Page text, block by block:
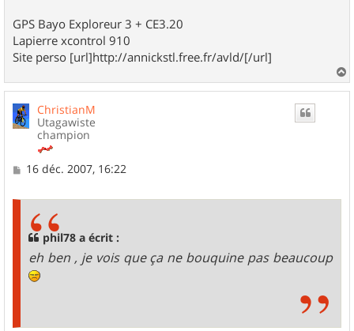
GPS Bayo Exploreur 3 + CE3.20
Lapierre xcontrol 910
Site perso [url]http://annickstl.free.fr/avld/[/url]
a
ChristianM
Utagawiste
champion
M16 déc. 2007, 16:22
phil78 a écrit :
eh ben , je vois que ça ne bouquine pas beaucoup